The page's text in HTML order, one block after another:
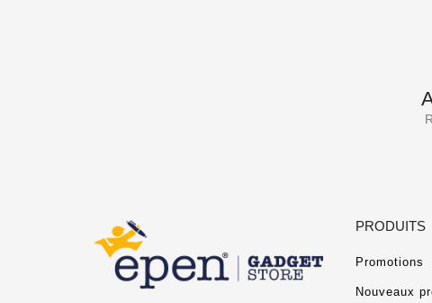
PRODUITS
Promotions
Nouveaux